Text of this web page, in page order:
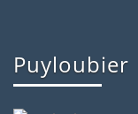
Puyloubier